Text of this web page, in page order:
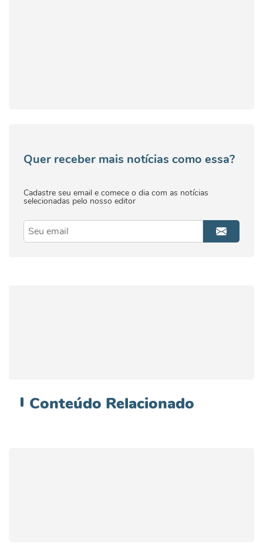
Quer receber mais notícias como essa?
Cadastre seu email e comece o dia com as notícias
selecionadas pelo nosso editor
Conteúdo Relacionado